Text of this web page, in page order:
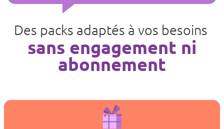
Des packs adaptés à vos besoins
sans engagement ni
abonnement